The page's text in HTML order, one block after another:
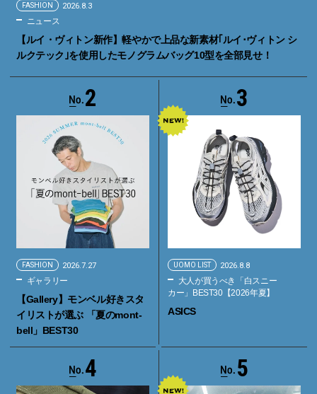
FASHION 2026.8.3
ニュース
【ルイ・ヴィトン新作】軽やかで上品な新素材｢ルイ･ヴィトン シ
ルクテック｣を使用したモノグラムバッグ10型を全部見せ！
2
FASHION 2026.7.27
ギャラリー
【Gallery】モンベル好きスタ
イリストが選ぶ 「夏のmont-
bell」BEST30
3
UOMO LIST 2026.8.8
大人が買うべき「白スニー
カー」BEST30【2026年夏】
ASICS
4 5